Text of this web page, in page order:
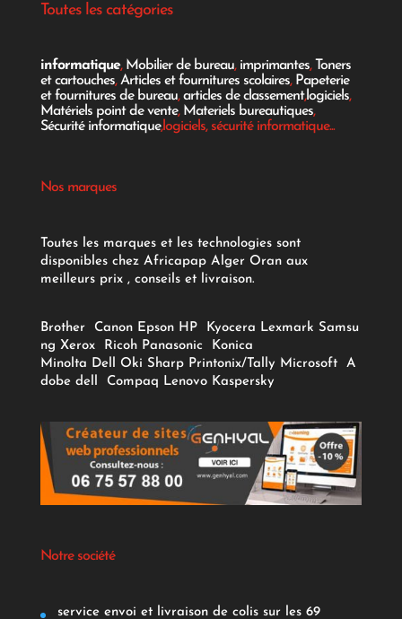
Toutes les catégories
informatique, Mobilier de bureau, imprimantes, Toners
et cartouches,Articles et fournitures scolaires, Papeterie
et fournitures de bureau,articles de classement,logiciels,
Matériels point de vente, Materiels bureautiques,
Sécurité informatique,logiciels, sécurité informatique...
Nos marques
Toutes les marques et les technologies sont
disponibles chez Africapap Alger Oran aux
meilleurs prix , conseils et livraison.
Brother Canon Epson HP Kyocera Lexmark Samsu
ng Xerox Ricoh Panasonic
Konica
Minolta Dell Oki Sharp Printonix/Tally Microsoft
A
dobe dell Compaq Lenovo Kaspersky
Notre société
service envoi et livraison de colis sur les 69